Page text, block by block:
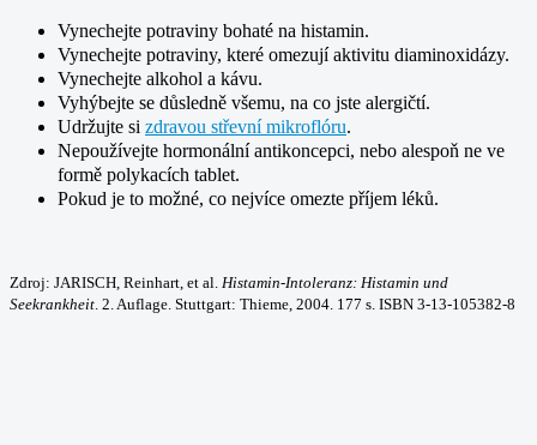
Vynechejte potraviny bohaté na histamin.
Vynechejte potraviny, které omezují aktivitu diaminoxidázy.
Vynechejte alkohol a kávu.
Vyhýbejte se důsledně všemu, na co jste alergičtí.
Udržujte si zdravou střevní mikroflóru.
Nepoužívejte hormonální antikoncepci, nebo alespoň ne ve
formě polykacích tablet.
Pokud je to možné, co nejvíce omezte příjem léků.
Zdroj: JARISCH, Reinhart, et al. Histamin-Intoleranz: Histamin und
Seekrankheit . 2. Auflage. Stuttgart: Thieme, 2004. 177 s. ISBN 3-13-105382-8